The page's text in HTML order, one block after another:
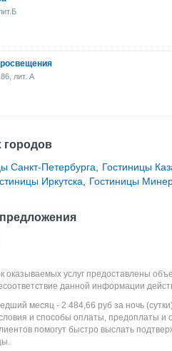
лит. А
городов
Санкт-Петербурга
Гостиницы
Иркутска Гостиницы
оказываемых услуг предоставлены
данной информации
месяц - 2 484,66 руб за ночь
и способы оплаты, предоплаты и
помогут быстро выслать